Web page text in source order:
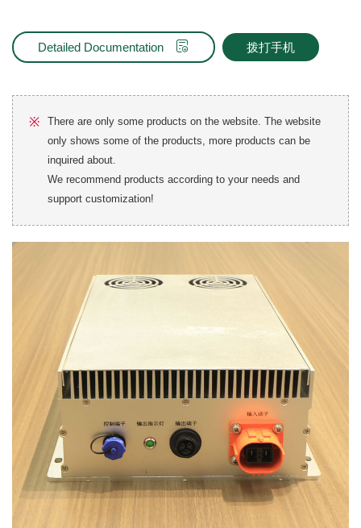
Detailed Documentation 拨打手机
※
There are only some products on the website. The website
only shows some of the products, more products can be
inquired about.
We recommend products according to your needs and
support customization!